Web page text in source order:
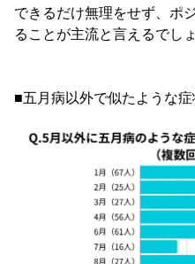
できるだけ無理をせず、ポ
ることが主流と言えるでしょ
■五月病以外で似たような